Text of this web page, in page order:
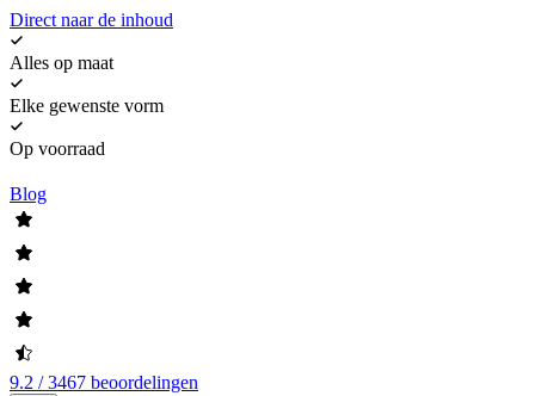
Direct naar de inhoud
Alles op maat
Elke gewenste vorm
Op voorraad
Blog
9.2 / 3467 beoordelingen